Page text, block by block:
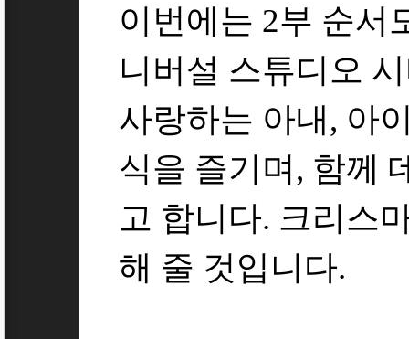
이번에는 2부 순서
니버설 스튜디오
사랑하는 아내, 아
식을 즐기며, 함께
고 합니다. 크리스
해 줄 것입니다.